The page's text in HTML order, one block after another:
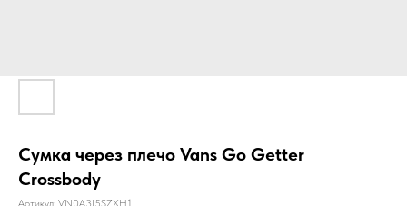
Сумка через плечо Vans Go Getter
Crossbody
Артикул: VN0A3I5SZXH1